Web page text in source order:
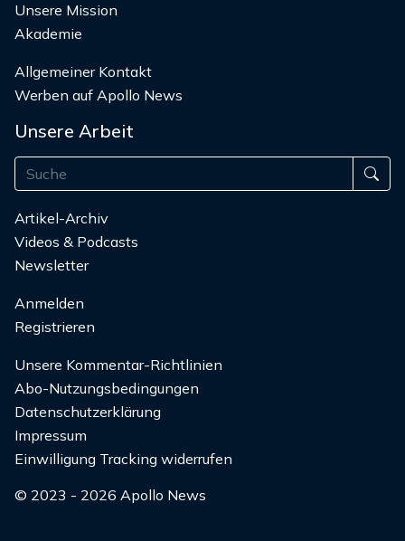
Unsere Mission
Akademie
Allgemeiner Kontakt
Werben auf Apollo News
Unsere Arbeit
Artikel-Archiv
Videos & Podcasts
Newsletter
Anmelden
Registrieren
Unsere Kommentar-Richtlinien
Abo-Nutzungsbedingungen
Datenschutzerklärung
Impressum
Einwilligung Tracking widerrufen
© 2023 - 2026 Apollo News